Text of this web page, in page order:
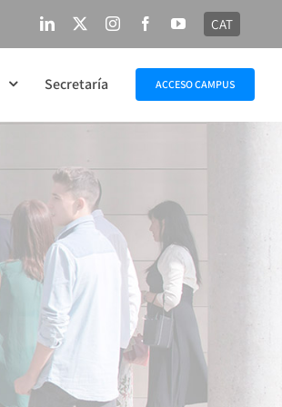
LinkedIn InstagramFacebookYouTube
CAT
Secretaría ACCESO CAMPUS